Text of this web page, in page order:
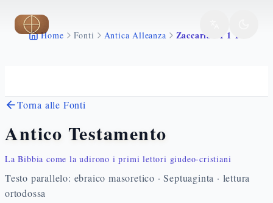
Vai al contenuto principale
Home Fonti Antica Alleanza Zaccaria 11 1 17
Torna alle Fonti
Antico Testamento
La Bibbia come la udirono i primi lettori giudeo-cristiani
Testo parallelo: ebraico masoretico · Septuaginta · lettura
ortodossa